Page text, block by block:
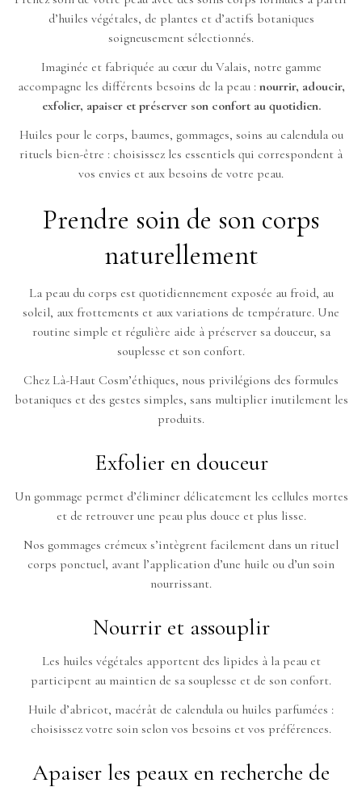
d’huiles végétales, de plantes et d’actifs botaniques
soigneusement sélectionnés.
Imaginée et fabriquée au cœur du Valais, notre gamme
accompagne les différents besoins de la peau : nourrir, adoucir,
exfolier, apaiser et préserver son confort au quotidien.
Huiles pour le corps, baumes, gommages, soins au calendula ou
rituels bien-être : choisissez les essentiels qui correspondent à
vos envies et aux besoins de votre peau.
Prendre soin de son corps
naturellement
La peau du corps est quotidiennement exposée au froid, au
soleil, aux frottements et aux variations de température. Une
routine simple et régulière aide à préserver sa douceur, sa
souplesse et son confort.
Chez Là-Haut Cosm’éthiques, nous privilégions des formules
botaniques et des gestes simples, sans multiplier inutilement les
produits.
Exfolier en douceur
Un gommage permet d’éliminer délicatement les cellules mortes
et de retrouver une peau plus douce et plus lisse.
Nos gommages crémeux s’intègrent facilement dans un rituel
corps ponctuel, avant l’application d’une huile ou d’un soin
nourrissant.
Nourrir et assouplir
Les huiles végétales apportent des lipides à la peau et
participent au maintien de sa souplesse et de son confort.
Huile d’abricot, macérât de calendula ou huiles parfumées :
choisissez votre soin selon vos besoins et vos préférences.
Apaiser les peaux en recherche de